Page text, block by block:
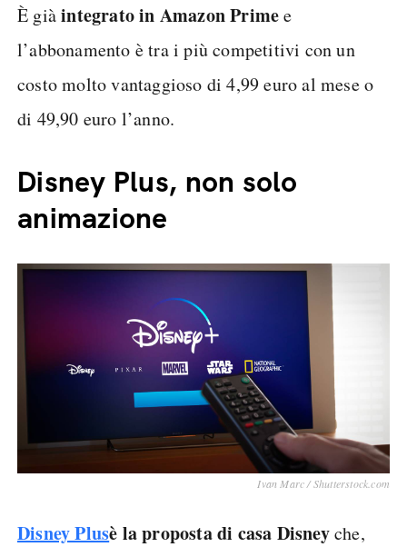
È giàintegrato in Amazon Primee
l’abbonamento è tra i più competitivi con un
costo molto vantaggioso di 4,99 euro al mese o
di 49,90 euro l’anno.
Disney Plus, non solo
animazione
Ivan Marc / Shutterstock.com
Disney Plusè la proposta di casa Disneyche,